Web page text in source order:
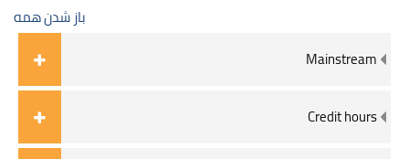
باز شدن همه
Mainstream
Credit hours